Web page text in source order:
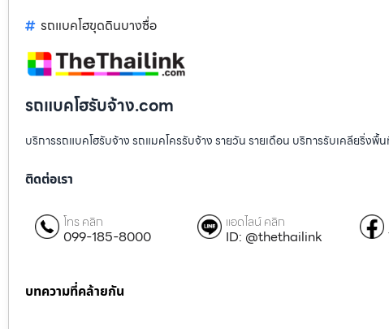
รถแบคโฮขุดดินบางซื่อ
รถแบคโฮรับจ้าง.com
บริการรถแบคโฮรับจ้าง รถแมคโครรับจ้าง รายวัน รายเดือน บริการรับเคลียริ่ง
ติดต่อเรา
โทร คลิก
099-185-8000
แอดไลน์ คลิก
ID: @thethailink
บทความที่คล้ายกัน